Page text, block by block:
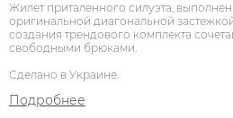
Жилет приталенного силуэта,
оригинальной диагональной
создания трендового комплекта
свободными брюками.
Сделано в Украине.
Подробнее